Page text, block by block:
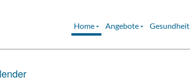
Home Angebote Gesundheit